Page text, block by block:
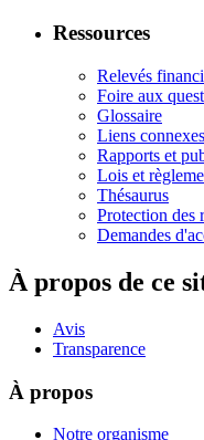
Ressources
Relevés
Foire aux
Glossaire
Liens connexes
Rapports et
Lois et
Thésaurus
Protection des
Demandes
À propos de ce
Avis
Transparence
À propos
Notre organisme